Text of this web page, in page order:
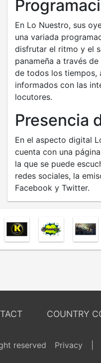
En Lo Nuestro, sus
una variada
disfrutar el ritmo y el
panameña a través
de todos los tiempos,
informados con las
locutores.
Presencia
En el aspecto digital
cuenta con una
la que se puede
redes sociales, la
Facebook y Twitter.
COUNTRY
reserved Privacy